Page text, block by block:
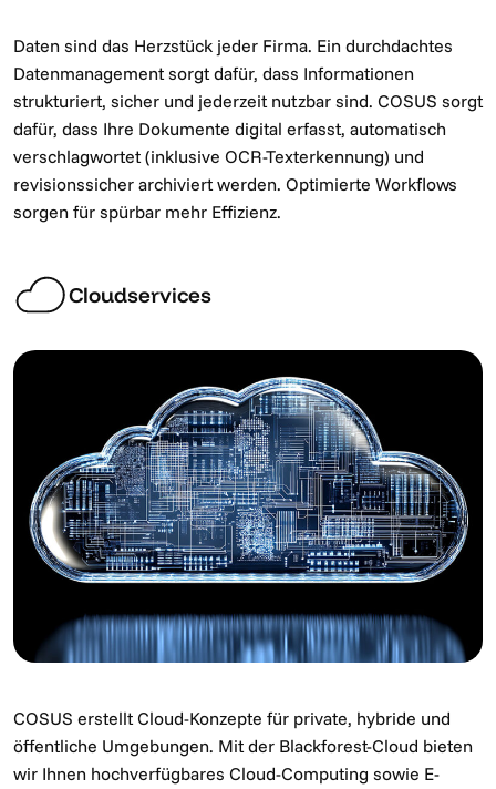
Daten sind das Herzstück jeder Firma. Ein durchdachtes
Datenmanagement sorgt dafür, dass Informationen
strukturiert, sicher und jederzeit nutzbar sind. COSUS sorgt
dafür, dass Ihre Dokumente digital erfasst, automatisch
verschlagwortet (inklusive OCR-Texterkennung) und
revisionssicher archiviert werden. Optimierte Workflows
sorgen für spürbar mehr Effizienz.
Cloudservices
COSUS erstellt Cloud-Konzepte für private, hybride und
öffentliche Umgebungen. Mit der Blackforest-Cloud bieten
wir Ihnen hochverfügbares Cloud-Computing sowie E-